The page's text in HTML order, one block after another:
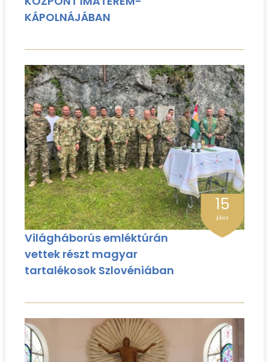
KÁPOLNÁJÁBAN
Világháborús emléktúrán
vettek részt magyar
tartalékosok Szlovéniában
15
július